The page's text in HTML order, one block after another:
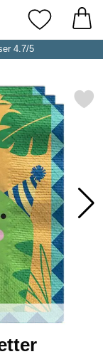
AB Mine
4.7/5
dinosaurer